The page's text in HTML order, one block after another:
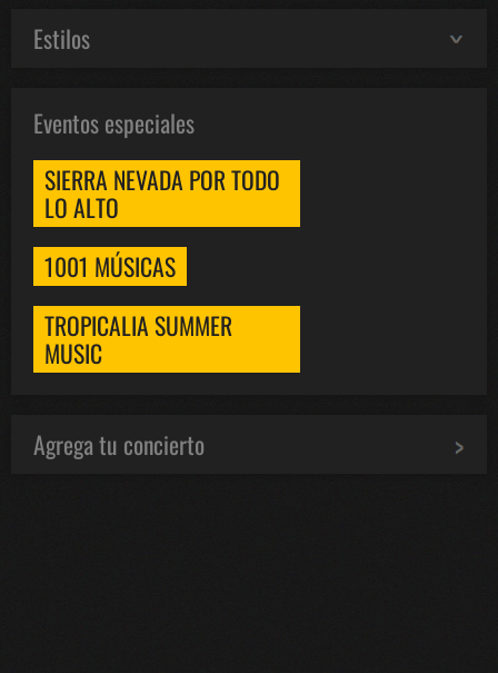
Estilos
Eventos especiales
SIERRA NEVADA POR TODO
LO ALTO
1001 MÚSICAS
TROPICALIA SUMMER
MUSIC
Agrega tu concierto